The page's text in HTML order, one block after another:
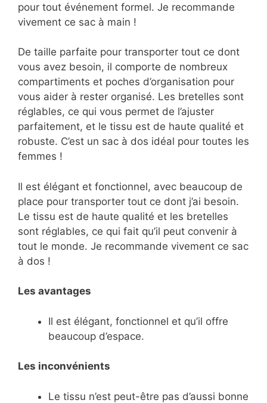
pour tout événement formel. Je recommande
vivement ce sac à main !
De taille parfaite pour transporter tout ce dont
vous avez besoin, il comporte de nombreux
compartiments et poches d’organisation pour
vous aider à rester organisé. Les bretelles sont
réglables, ce qui vous permet de l’ajuster
parfaitement, et le tissu est de haute qualité et
robuste. C’est un sac à dos idéal pour toutes les
femmes !
Il est élégant et fonctionnel, avec beaucoup de
place pour transporter tout ce dont j’ai besoin.
Le tissu est de haute qualité et les bretelles
sont réglables, ce qui fait qu’il peut convenir à
tout le monde. Je recommande vivement ce sac
à dos !
Les avantages
Il est élégant, fonctionnel et qu’il offre
beaucoup d’espace.
Les inconvénients
Le tissu n’est peut-être pas d’aussi bonne